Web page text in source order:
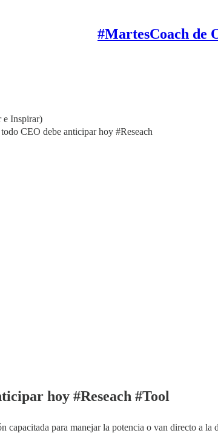
#MartesCoach de
e Inspirar)
CEO debe anticipar hoy #Reseach
hoy #Reseach #Tool
para manejar la potencia o van directo a la